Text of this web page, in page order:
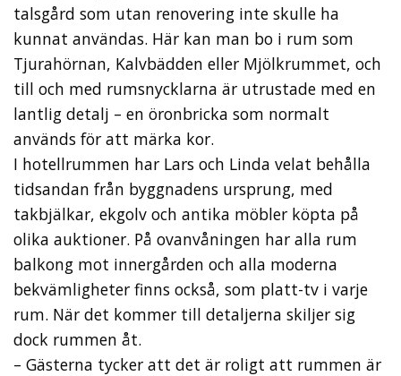
talsgård som utan renovering inte skulle ha
kunnat användas. Här kan man bo i rum som
Tjurahörnan, Kalvbädden eller Mjölkrummet, och
till och med rumsnycklarna är utrustade med en
lantlig detalj – en öronbricka som normalt
används för att märka kor.
I hotellrummen har Lars och Linda velat behålla
tidsandan från byggnadens ursprung, med
takbjälkar, ekgolv och antika möbler köpta på
olika auktioner. På ovanvåningen har alla rum
balkong mot innergården och alla moderna
bekvämligheter finns också, som platt-tv i varje
rum. När det kommer till detaljerna skiljer sig
dock rummen åt.
– Gästerna tycker att det är roligt att rummen är